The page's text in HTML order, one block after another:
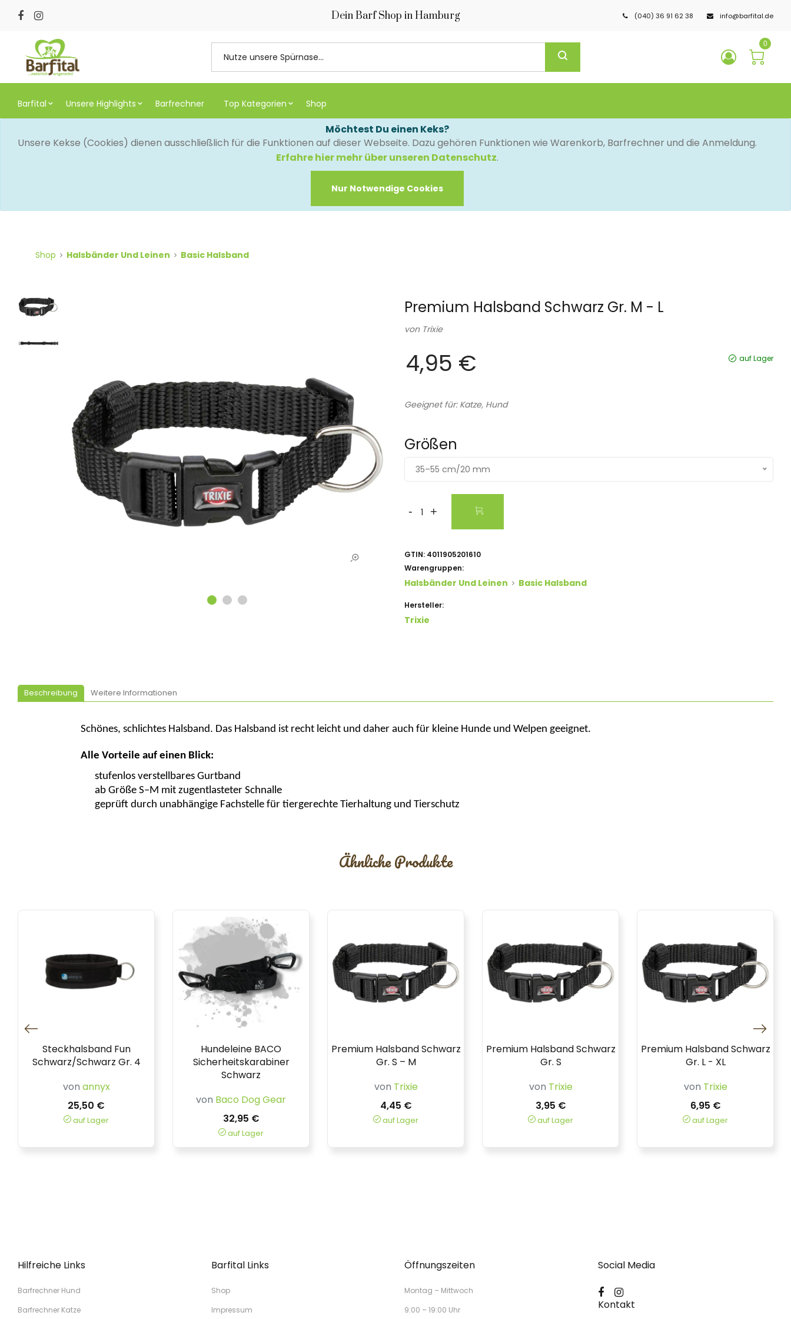
Dein Barf Shop in Hamburg (040) 36 91 62 38 info@barfital.de
0
Barfital Unsere Highlights Barfrechner Top Kategorien Shop
Möchtest Du einen Keks?
Unsere Kekse (Cookies) dienen ausschließlich für die Funktionen auf dieser Webseite. Dazu gehören Funktionen wie Warenkorb, Barfrechner und die Anmeldung.
Erfahre hier mehr über unseren Datenschutz.
Nur Notwendige Cookies
Shop Halsbänder Und Leinen Basic Halsband
Premium Halsband Schwarz Gr. M - L
von Trixie
4,95 € auf Lager
Geeignet für: Katze, Hund
Größen
35–55 cm/20 mm
- +
GTIN: 4011905201610
Warengruppen:
Halsbänder Und Leinen Basic Halsband
Hersteller:
Trixie
Beschreibung Weitere Informationen
Schönes, schlichtes Halsband. Das Halsband ist recht leicht und daher auch für kleine Hunde und Welpen geeignet.
Alle Vorteile auf einen Blick:
stufenlos verstellbares Gurtband
ab Größe S–M mit zugentlasteter Schnalle
geprüft durch unabhängige Fachstelle für tiergerechte Tierhaltung und Tierschutz
Ähnliche Produkte
Steckhalsband Fun
Schwarz/Schwarz Gr. 4
von annyx
25,50 €
auf Lager
Hundeleine BACO
Sicherheitskarabiner
Schwarz
von Baco Dog Gear
32,95 €
auf Lager
Premium Halsband Schwarz
Gr. S – M
von Trixie
4,45 €
auf Lager
Premium Halsband Schwarz
Gr. S
von Trixie
3,95 €
auf Lager
Premium Halsband Schwarz
Gr. L - XL
von Trixie
6,95 €
auf Lager
Hilfreiche Links
Barfrechner Hund
Barfrechner Katze
Barfital Links
Shop
Impressum
Öffnungszeiten
Montag – Mittwoch
9:00 – 19:00 Uhr
Social Media
Kontakt